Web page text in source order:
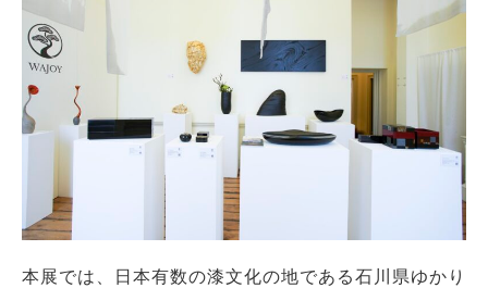
本展では、日本有数の漆文化の地である石川県ゆかり